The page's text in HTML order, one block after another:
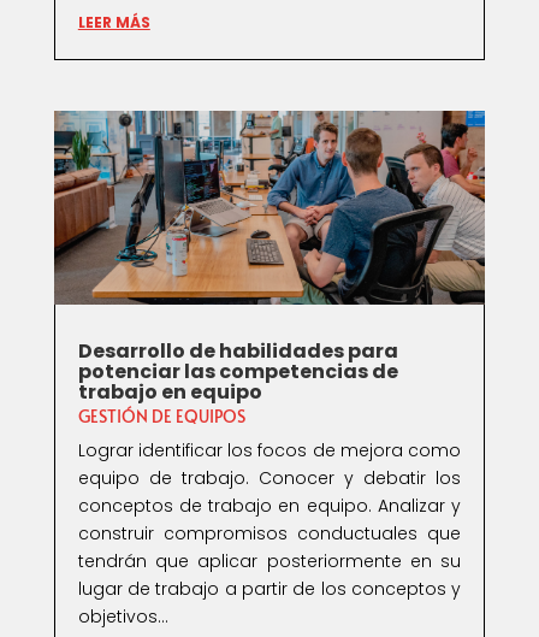
LEER MÁS
Desarrollo de habilidades para
potenciar las competencias de
trabajo en equipo
GESTIÓN DE EQUIPOS
Lograr identificar los focos de mejora como
equipo de trabajo. Conocer y debatir los
conceptos de trabajo en equipo. Analizar y
construir compromisos conductuales que
tendrán que aplicar posteriormente en su
lugar de trabajo a partir de los conceptos y
objetivos...